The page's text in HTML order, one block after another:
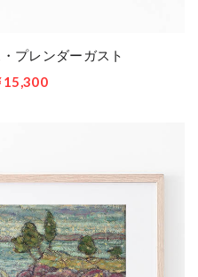
プレンダーガスト
15,300